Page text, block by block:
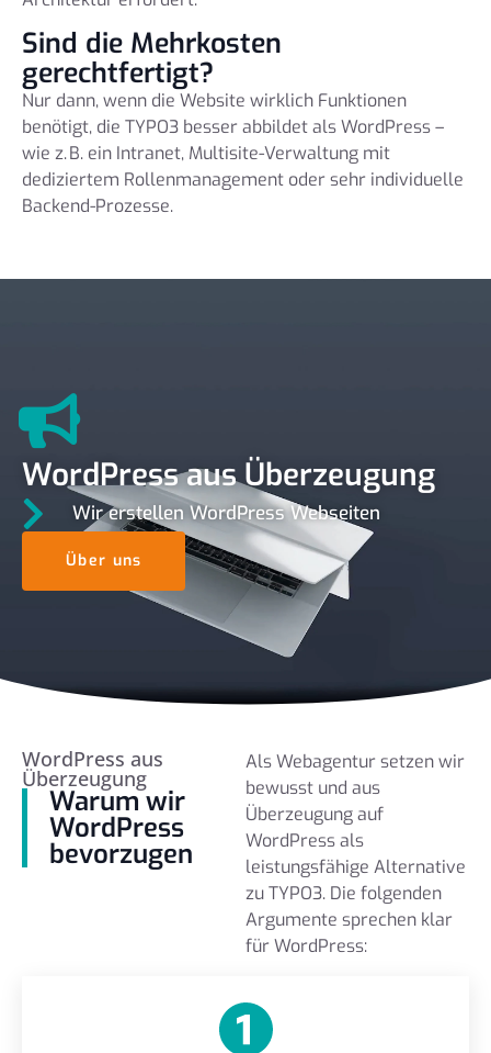
Sind die Mehrkosten
gerechtfertigt?
Nur dann, wenn die Website wirklich Funktionen
benötigt, die TYPO3 besser abbildet als WordPress –
wie z. B. ein Intranet, Multisite-Verwaltung mit
dediziertem Rollenmanagement oder sehr individuelle
Backend-Prozesse.
WordPress aus Überzeugung
Wir erstellen WordPress Webseiten
Über uns
WordPress aus
Überzeugung
Warum wir
WordPress
bevorzugen
Als Webagentur setzen wir
bewusst und aus
Überzeugung auf
WordPress als
leistungsfähige Alternative
zu TYPO3. Die folgenden
Argumente sprechen klar
für WordPress: